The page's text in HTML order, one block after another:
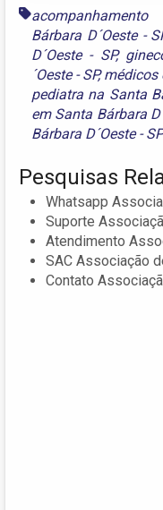
Bárbara D´Oeste -
D´Oeste - SP,
´Oeste - SP,médicos
pediatra na Santa
em Santa Bárbara
Bárbara D´Oeste - SP
Pesquisas
Whatsapp
Suporte
Atendimento
SAC Associação
Contato